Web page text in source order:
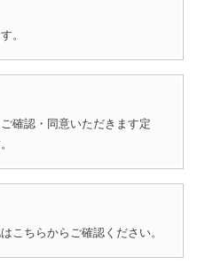
。
確認・同意いただきます定
こちらからご確認ください。